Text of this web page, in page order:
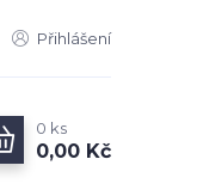
Přihlášení
0 ks
0,00 Kč